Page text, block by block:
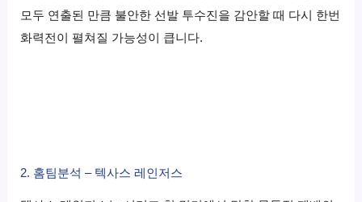
모두 연출된 만큼 불안한 선발 투수진을 감안할 때 다시 한번
화력전이 펼쳐질 가능성이 큽니다.
2. 홈팀분석 – 텍사스 레인저스